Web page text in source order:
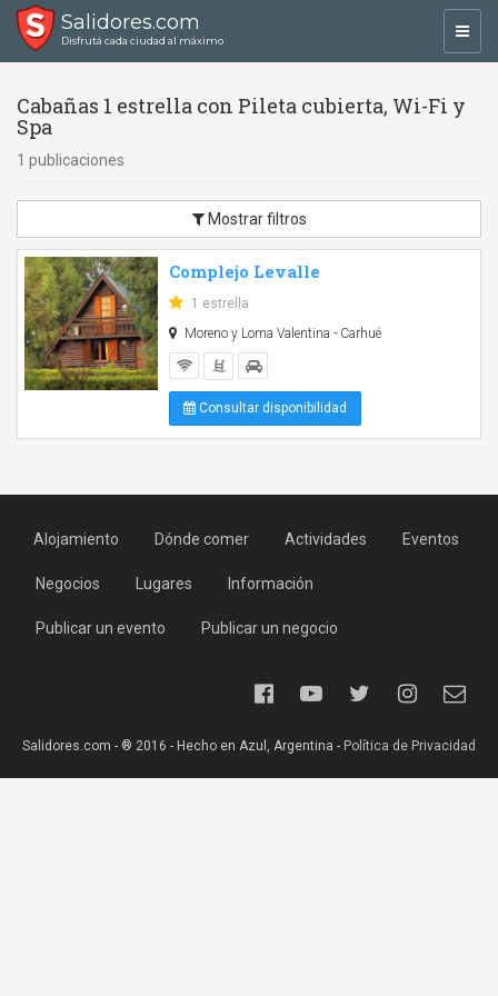
Salidores.com
Disfrutá cada ciudad al máximo
Cabañas 1 estrella con Pileta cubierta, Wi-Fi y
Spa
1 publicaciones
Mostrar filtros
Complejo Levalle
1 estrella
Moreno y Loma Valentina - Carhué
Consultar disponibilidad
Alojamiento Dónde comer Actividades Eventos
Negocios Lugares Información
Publicar un evento Publicar un negocio
Salidores.com - ® 2016 - Hecho en Azul, Argentina - Política de Privacidad